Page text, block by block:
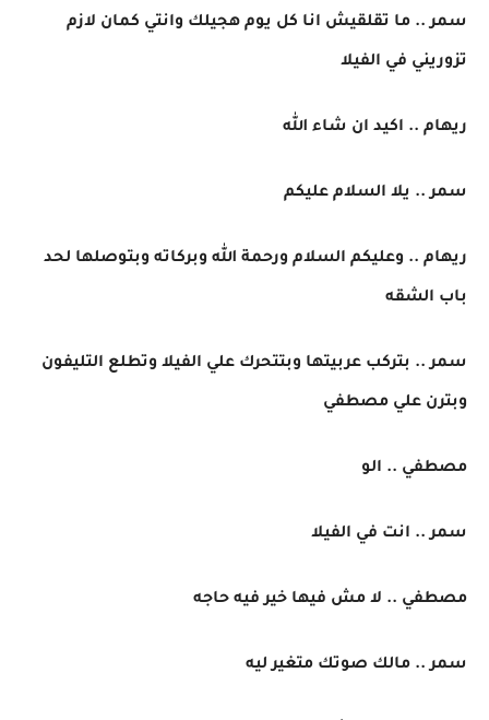
سمر .. ما تقلقيش انا كل يوم هجيلك وانتي كمان لازم
تزوريني في الفيلا
ريهام .. اكيد ان شاء الله
سمر .. يلا السلام عليكم
ريهام .. وعليكم السلام ورحمة الله وبركاته وبتوصلها لحد
باب الشقه
سمر .. بتركب عربيتها وبتتحرك علي الفيلا وتطلع التليفون
وبترن علي مصطفي
مصطفي .. الو
سمر .. انت في الفيلا
مصطفي .. لا مش فيها خير فيه حاجه
سمر .. مالك صوتك متغير ليه